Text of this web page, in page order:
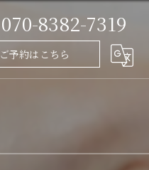
070-8382-7319
ご予約はこちら